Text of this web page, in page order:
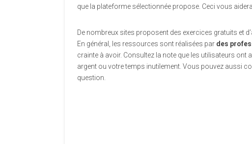
que la plateforme sélectionnée propose. Ceci vous
De nombreux sites proposent des exercices gratuits et
En général, les ressources sont réalisées par des
crainte à avoir. Consultez la note que les utilisateurs
argent ou votre temps inutilement. Vous pouvez aussi
question.